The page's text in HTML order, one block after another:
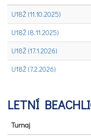
U18Ž (11.10.2025)
U18Ž (8.11.2025)
U18Ž (17.1.2026)
U18Ž (7.2.2026)
LETNÍ
Turnaj